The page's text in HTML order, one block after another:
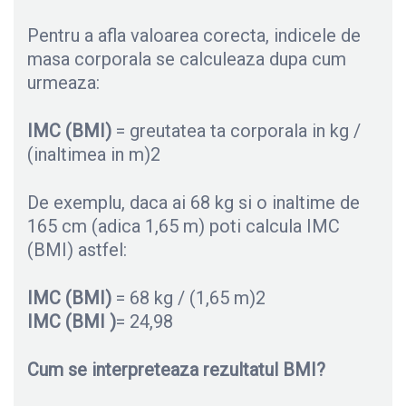
Pentru a afla valoarea corecta, indicele de
masa corporala se calculeaza dupa cum
urmeaza:
IMC (BMI) = greutatea ta corporala in kg /
(inaltimea in m)2
De exemplu, daca ai 68 kg si o inaltime de
165 cm (adica 1,65 m) poti calcula IMC
(BMI) astfel:
IMC (BMI) = 68 kg / (1,65 m)2
IMC (BMI )= 24,98
Cum se interpreteaza rezultatul BMI?